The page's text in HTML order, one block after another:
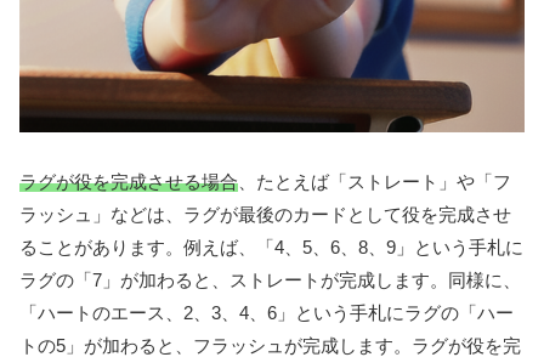
ラグが役を完成させる場合 、たとえば「ストレート」や「フ
ラッシュ」などは、ラグが最後のカードとして役を完成させ
ることがあります。例えば、「4、5、6、8、9」という手札に
ラグの「7」が加わると、ストレートが完成します。同様に、
「ハートのエース、2、3、4、6」という手札にラグの「ハー
トの5」が加わると、フラッシュが完成します。ラグが役を完